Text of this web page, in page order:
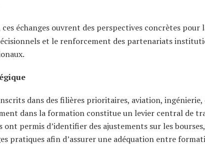
échanges ouvrent des perspectives concrètes pour
et le renforcement des partenariats
dans des filières prioritaires, aviation,
dans la formation constitue un levier central de
ont permis d’identifier des ajustements sur les
pratiques afin d’assurer une adéquation entre